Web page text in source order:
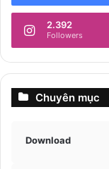
2.392
Followers
Chuyên mục
Download